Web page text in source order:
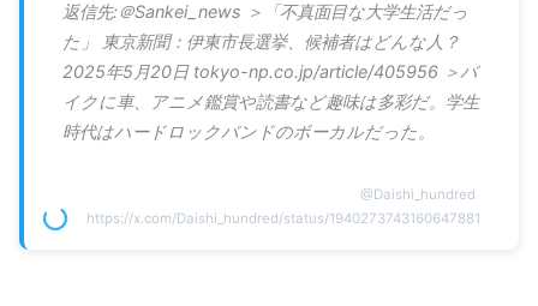
返信先:＠Sankei_news ＞「不真面目な大学生活だっ
た」 東京新聞：伊東市長選挙、候補者はどんな人？
2025年5月20日 tokyo-np.co.jp/article/405956 ＞バ
イクに車、アニメ鑑賞や読書など趣味は多彩だ。学生
時代はハードロックバンドのボーカルだった。
@Daishi_hundred
https://x.com/Daishi_hundred/status/1940273743160647881